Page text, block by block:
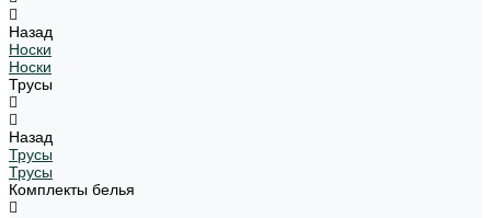
Назад
Носки
Носки
Трусы
Назад
Трусы
Трусы
Комплекты белья